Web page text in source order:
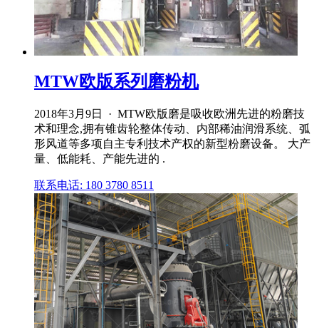
MTW欧版系列磨粉机
2018年3月9日 · MTW欧版磨是吸收欧洲先进的粉磨技
术和理念,拥有锥齿轮整体传动、内部稀油润滑系统、弧
形风道等多项自主专利技术产权的新型粉磨设备。 大产
量、低能耗、产能先进的 .
联系电话: 180 3780 8511